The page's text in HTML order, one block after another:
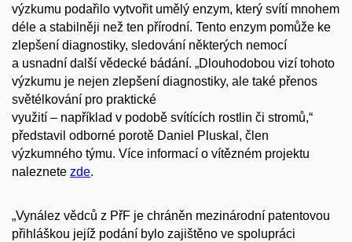
výzkumu podařilo vytvořit umělý enzym, který svítí mnohem
déle a stabilněji než ten přírodní. Tento enzym pomůže ke
zlepšení diagnostiky, sledování některých nemocí
a usnadní další vědecké bádání. „Dlouhodobou vizí tohoto
výzkumu je nejen zlepšení diagnostiky, ale také přenos
světélkování pro praktické
využití – například v podobě svítících rostlin či stromů,“
představil odborné porotě Daniel Pluskal, člen
výzkumného týmu. Více informací o vítězném projektu
naleznete zde.
„Vynález vědců z PřF je chráněn mezinárodní patentovou
přihláškou jejíž podání bylo zajištěno ve spolupráci